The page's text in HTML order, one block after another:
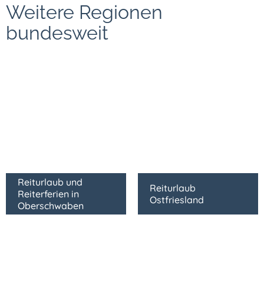
Weitere Regionen
bundesweit
Reiturlaub und
Reiterferien in
Oberschwaben
Reiturlaub
Ostfriesland